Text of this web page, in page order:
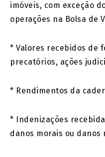
imóveis, com exceção
operações na Bolsa de
* Valores recebidos de
precatórios, ações
* Rendimentos da
* Indenizações
danos morais ou danos